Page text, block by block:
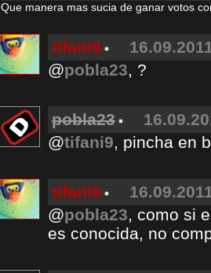
Que manera mas sucia de ganar votos
tifani9
@pobla23, ?
pobla23
@tifani9, pincha en
tifani9
@pobla23, como si
es conocida, no